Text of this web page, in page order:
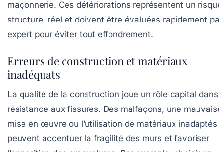
maçonnerie. Ces détériorations représentent un
structurel réel et doivent être évaluées rapidement
expert pour éviter tout effondrement.
Erreurs de construction et matériaux
inadéquats
La qualité de la construction joue un rôle capital
résistance aux fissures. Des malfaçons, une
mise en œuvre ou l’utilisation de matériaux inadaptés
peuvent accentuer la fragilité des murs et favoriser